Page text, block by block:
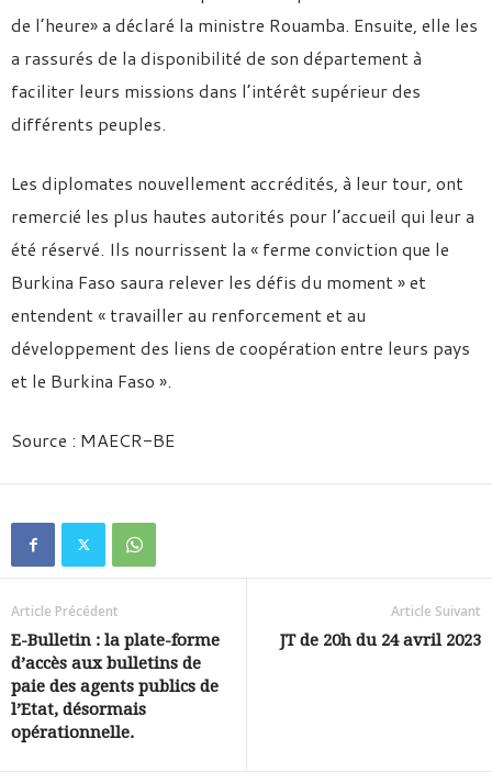
de l’heure» a déclaré la ministre Rouamba. Ensuite, elle les
a rassurés de la disponibilité de son département à
faciliter leurs missions dans l’intérêt supérieur des
différents peuples.
Les diplomates nouvellement accrédités, à leur tour, ont
remercié les plus hautes autorités pour l’accueil qui leur a
été réservé. Ils nourrissent la « ferme conviction que le
Burkina Faso saura relever les défis du moment » et
entendent « travailler au renforcement et au
développement des liens de coopération entre leurs pays
et le Burkina Faso ».
Source : MAECR-BE
Article Précédent
E-Bulletin : la plate-forme
d’accès aux bulletins de
paie des agents publics de
l’Etat, désormais
opérationnelle.
Article Suivant
JT de 20h du 24 avril 2023